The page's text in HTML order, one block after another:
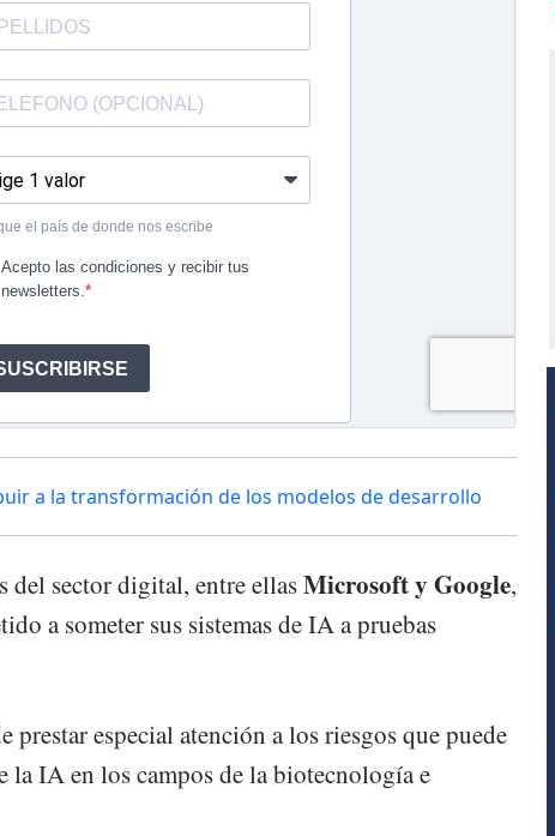
a la transformación de los modelos de desarrollo
del sector digital, entre ellasMicrosoft y Google,
a someter sus sistemas de IA a pruebas
prestar especial atención a los riesgos que puede
la IA en los campos de la biotecnología e